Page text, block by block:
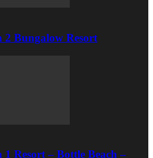
2 Bungalow Resort
1 Resort – Bottle Beach –